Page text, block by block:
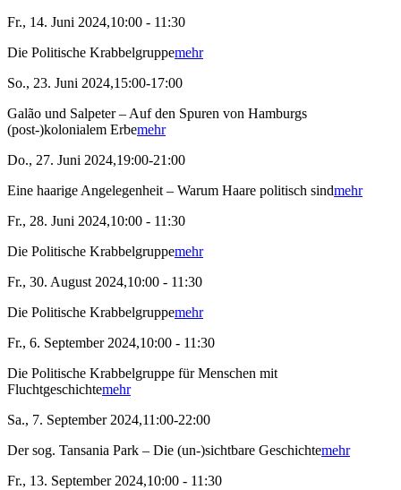
Fr., 14. Juni 2024,10:00 - 11:30
Die Politische Krabbelgruppemehr
So., 23. Juni 2024,15:00-17:00
Galão und Salpeter – Auf den Spuren von Hamburgs
(post-)kolonialem Erbemehr
Do., 27. Juni 2024,19:00-21:00
Eine haarige Angelegenheit – Warum Haare politisch sindmehr
Fr., 28. Juni 2024,10:00 - 11:30
Die Politische Krabbelgruppemehr
Fr., 30. August 2024,10:00 - 11:30
Die Politische Krabbelgruppemehr
Fr., 6. September 2024,10:00 - 11:30
Die Politische Krabbelgruppe für Menschen mit
Fluchtgeschichtemehr
Sa., 7. September 2024,11:00-22:00
Der sog. Tansania Park – Die (un-)sichtbare Geschichtemehr
Fr., 13. September 2024,10:00 - 11:30